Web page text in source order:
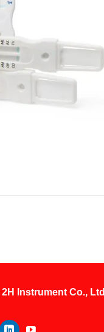
2H Instrument Co., Ltd